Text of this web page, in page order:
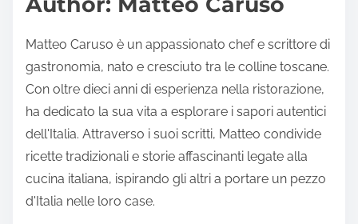
s
t
o
n
:
t
i
e
Matteo Caruso è un appassionato chef e scrittore di
gastronomia, nato e cresciuto tra le colline toscane.
Con oltre dieci anni di esperienza nella ristorazione,
ha dedicato la sua vita a esplorare i sapori autentici
dell'Italia. Attraverso i suoi scritti, Matteo condivide
ricette tradizionali e storie affascinanti legate alla
cucina italiana, ispirando gli altri a portare un pezzo
d'Italia nelle loro case.